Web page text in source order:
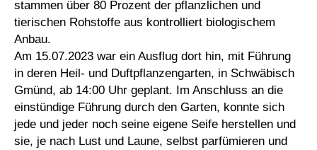
stammen über 80 Prozent der pflanzlichen und
tierischen Rohstoffe aus kontrolliert biologischem
Anbau.
Am 15.07.2023 war ein Ausflug dort hin, mit Führung
in deren Heil- und Duftpflanzengarten, in Schwäbisch
Gmünd, ab 14:00 Uhr geplant. Im Anschluss an die
einstündige Führung durch den Garten, konnte sich
jede und jeder noch seine eigene Seife herstellen und
sie, je nach Lust und Laune, selbst parfümieren und